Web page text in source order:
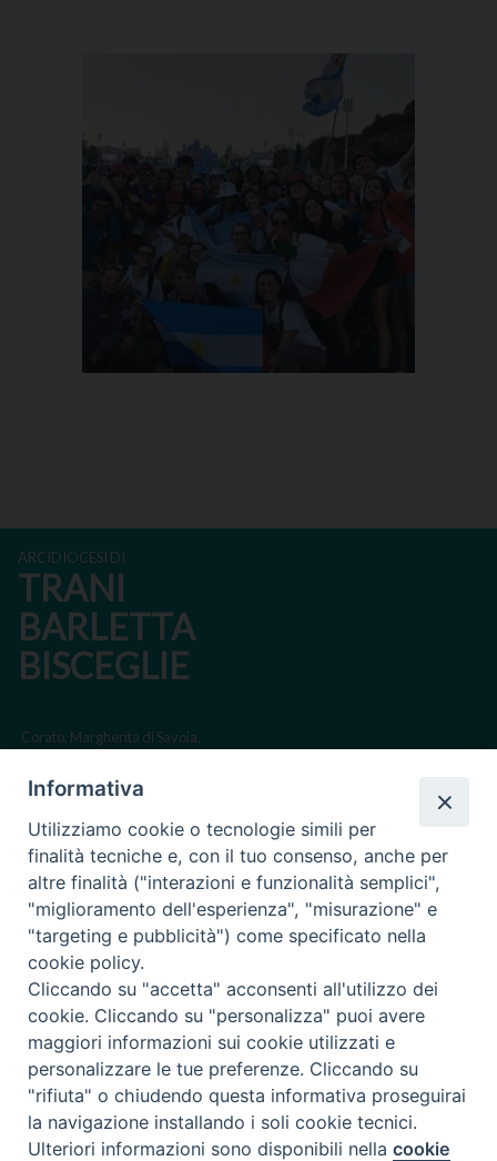
ARCIDIOCESI DI
TRANI
BARLETTA
BISCEGLIE
Corato, Margherita di Savoia,
Regione ecclesiastica Puglia
Via Beltrani, 9
76125 Trani BT
Centralino Tel. 0883 494211
Cancelleria Tel. 0883 494204
cancelleria@arcidiocesitrani.it
Copyright © Arcidiocesi di Trani Barletta Bisceglie
Riproduzione dei contenuti solo con permesso. Tutti i diritti sono
riservati -Informativa sulla Privacy
Informativa
Utilizziamo cookie o tecnologie simili per
finalità tecniche e, con il tuo consenso, anche per
altre finalità ("interazioni e funzionalità semplici",
"miglioramento dell'esperienza", "misurazione" e
"targeting e pubblicità") come specificato nella
cookie policy.
Cliccando su "accetta" acconsenti all'utilizzo dei
cookie. Cliccando su "personalizza" puoi avere
maggiori informazioni sui cookie utilizzati e
personalizzare le tue preferenze. Cliccando su
"rifiuta" o chiudendo questa informativa proseguirai
la navigazione installando i soli cookie tecnici.
Ulteriori informazioni sono disponibili nellacookie